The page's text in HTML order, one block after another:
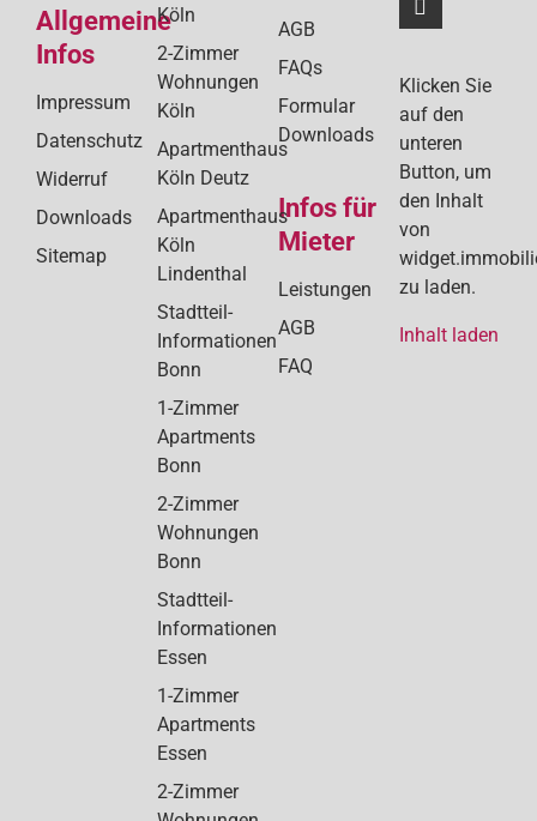
Allgemeine
Infos
Impressum
Datenschutz
Widerruf
Downloads
Sitemap
Köln
2-Zimmer
Wohnungen
Köln
Apartmenthaus
Köln Deutz
Apartmenthaus
Köln
Lindenthal
Stadtteil-
Informationen
Bonn
1-Zimmer
Apartments
Bonn
2-Zimmer
Wohnungen
Bonn
Stadtteil-
Informationen
Essen
1-Zimmer
Apartments
Essen
2-Zimmer
AGB
FAQs
Formular
Downloads
Infos für
Mieter
Leistungen
AGB
FAQ
Klicken Sie
auf den
unteren
Button, um
den Inhalt
von
zu laden.
Inhalt laden